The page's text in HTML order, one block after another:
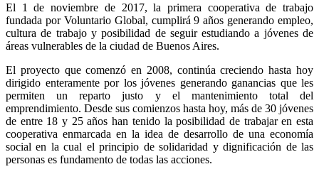
El 1 de noviembre de 2017, la primera cooperativa de trabajo
fundada por Voluntario Global, cumplirá 9 años generando empleo,
cultura de trabajo y posibilidad de seguir estudiando a jóvenes de
áreas vulnerables de la ciudad de Buenos Aires.
El proyecto que comenzó en 2008, continúa creciendo hasta hoy
dirigido enteramente por los jóvenes generando ganancias que les
permiten un reparto justo y el mantenimiento total del
emprendimiento. Desde sus comienzos hasta hoy, más de 30 jóvenes
de entre 18 y 25 años han tenido la posibilidad de trabajar en esta
cooperativa enmarcada en la idea de desarrollo de una economía
social en la cual el principio de solidaridad y dignificación de las
personas es fundamento de todas las acciones.